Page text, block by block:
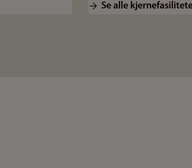
Se alle